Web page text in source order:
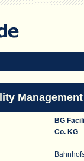
BG
Co. KG